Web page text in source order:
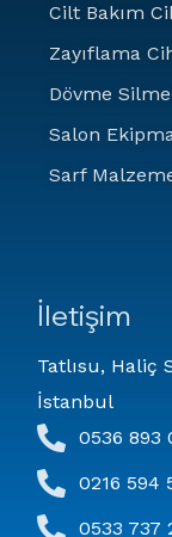
Cilt Bakım
Zayıflama
Dövme
Salon
Sarf
İletişim
Tatlısu, Haliç
İstanbul
0536 893
0216 594
0533 737